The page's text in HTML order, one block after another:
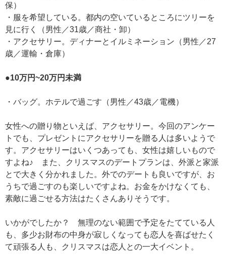
保）
・服を希望している。都内の空いているところにツリーを
見に行く（男性／31歳／商社・卸）
・アクセサリー。ディナーとイルミネーション（男性／27
歳／運輸・倉庫）
●10万円~20万円未満
・バッグ。ホテルで過ごす（男性／43歳／電機）
女性への贈り物といえば、アクセサリー。今回のアンケー
トでも、プレゼントにアクセサリーを贈る人は多いようで
す。アクセサリーはいくつあっても、女性は嬉しいもので
すよね♪ また、クリスマスのデートプランは、外派と家派
とで大きく分かれました。外でのデートも良いですが、お
うちで過ごすのも楽しいですよね。お金をかけなくても、
素敵に過ごせる方法はたくさんありそうです。
いかがでしたか？ 無理のない範囲で予定をたてている人
も、多少お財布の中身が寂しくなっても恋人を喜ばせたく
て頑張る人も、クリスマスは恋人との一大イベント。